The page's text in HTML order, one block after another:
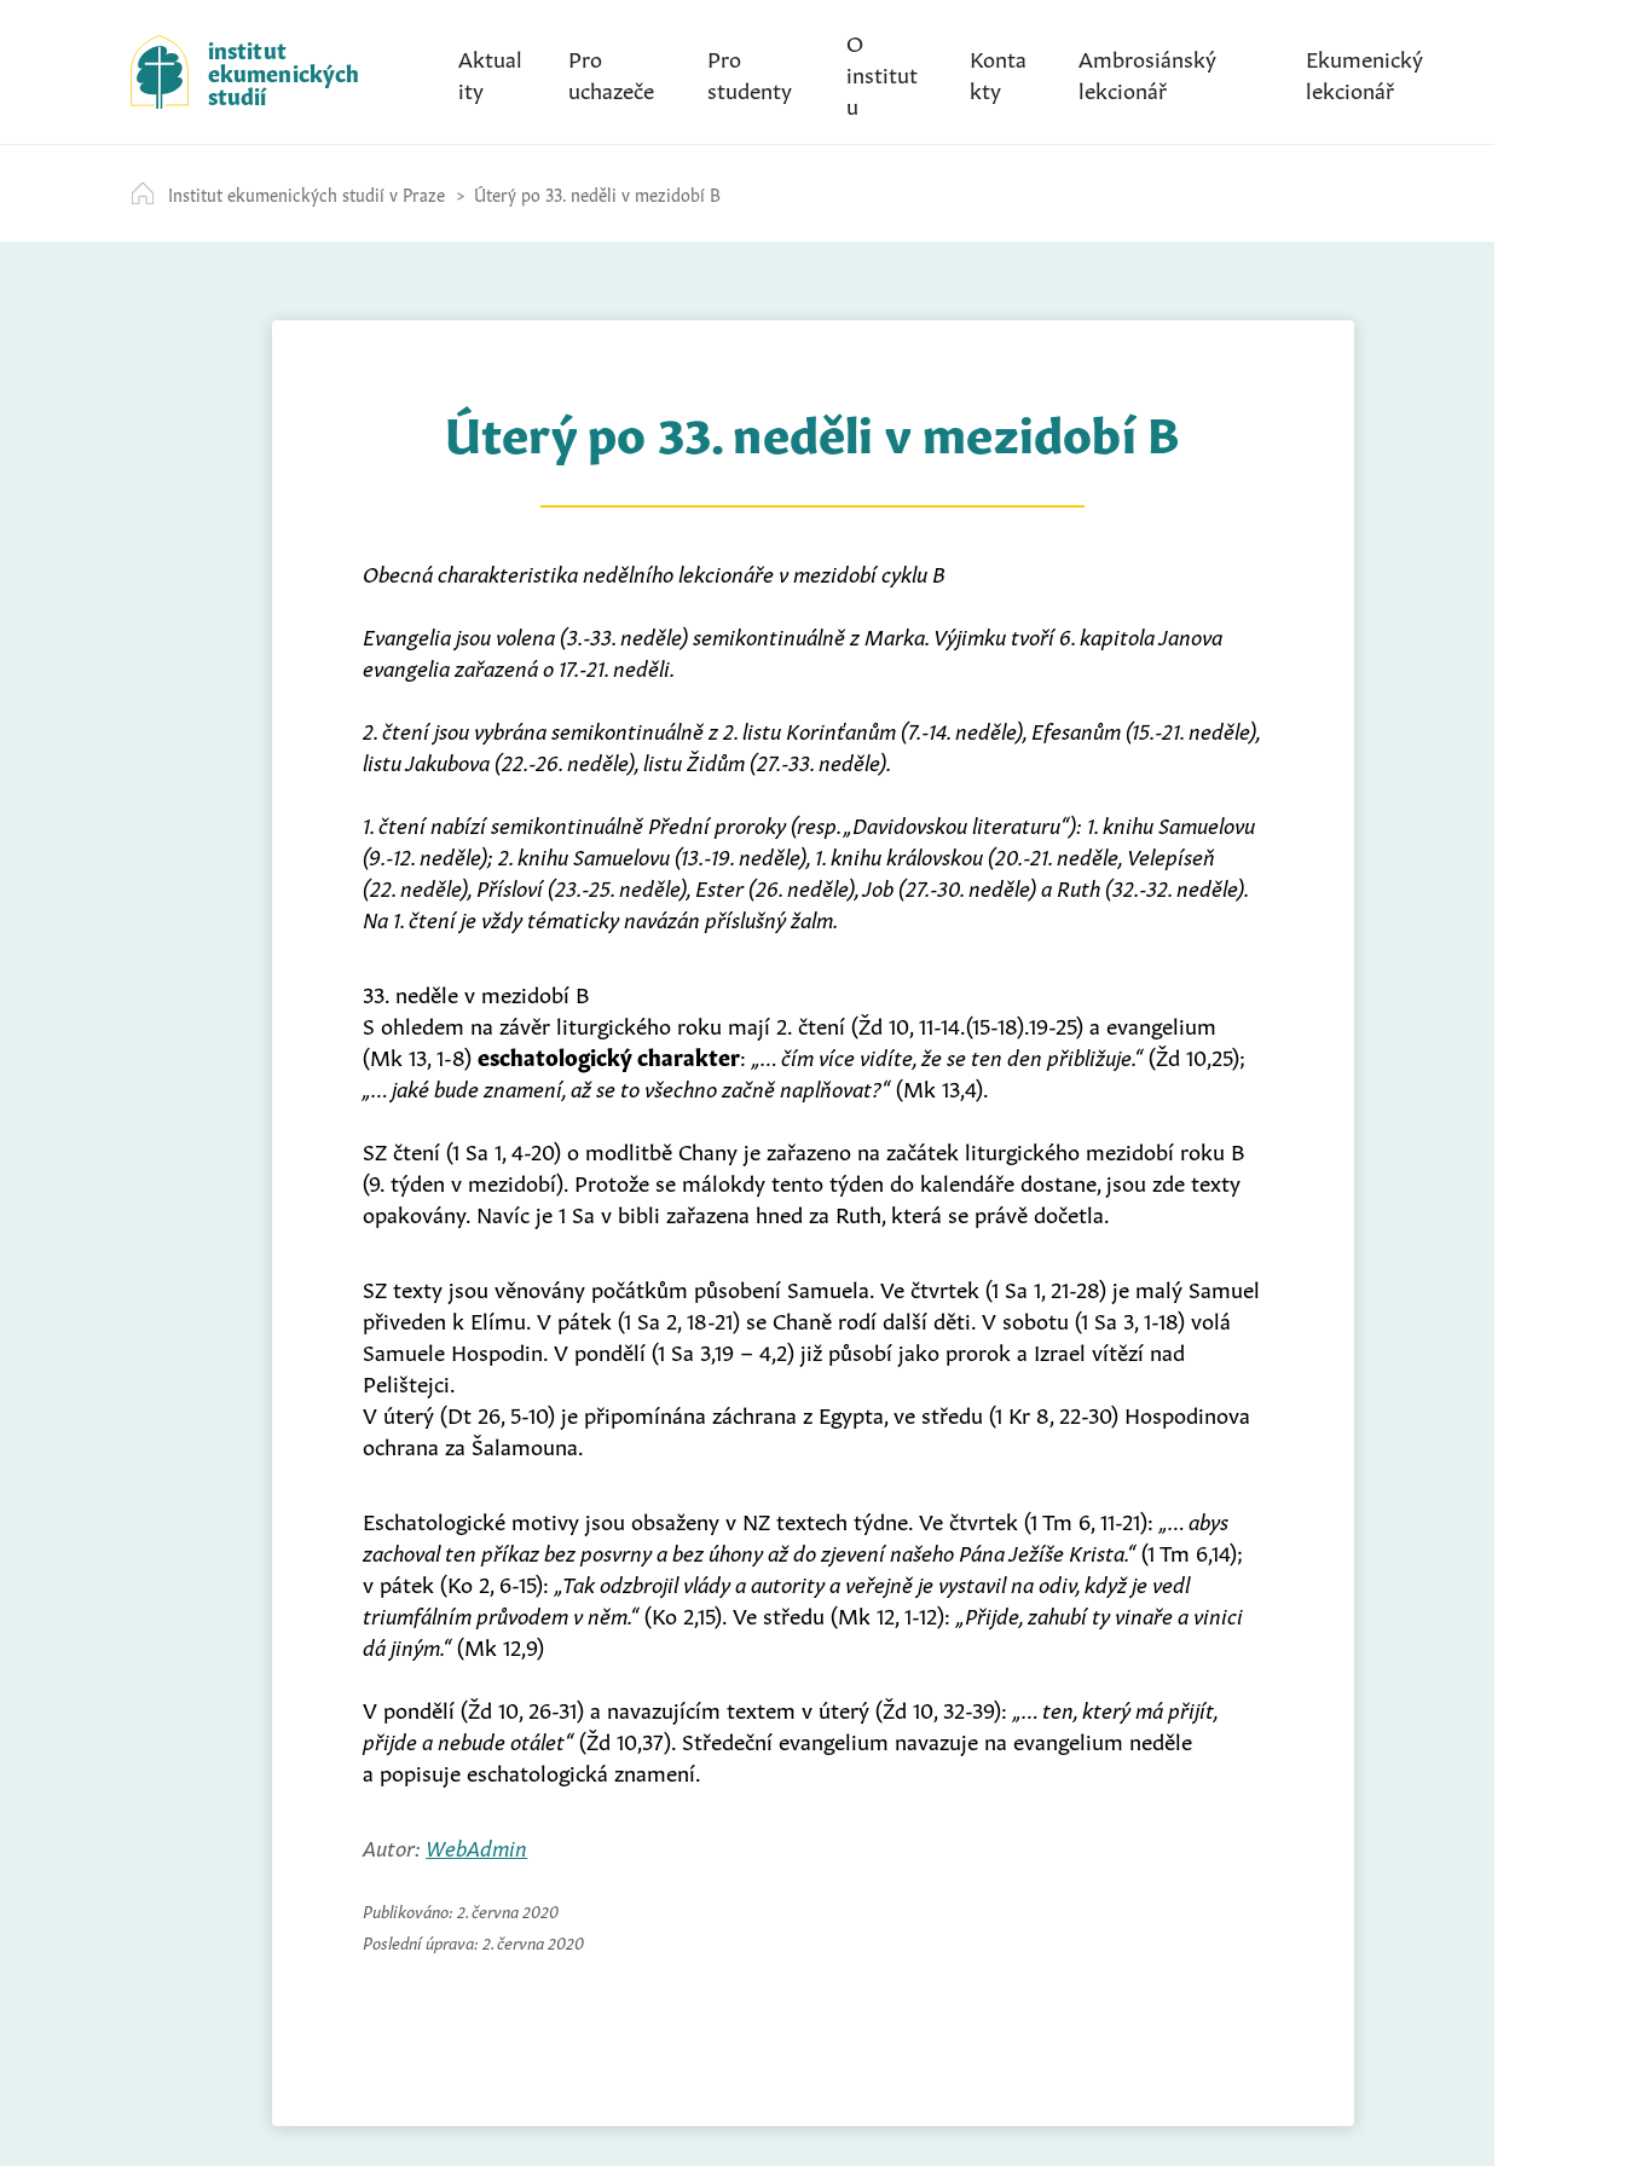
k
i
p
t
c
o
institut
ekumenických
studií
Aktual
ity
Pro
uchazeče
Pro
studenty
O
institut
u
Konta
kty
Ambrosiánský
lekcionář
Ekumenický
lekcionář
Institut ekumenických studií v Praze Úterý po 33. neděli v mezidobí B
Úterý po 33. neděli v mezidobí B
Obecná charakteristika nedělního lekcionáře v mezidobí cyklu B
Evangelia jsou volena (3.-33. neděle) semikontinuálně z Marka. Výjimku tvoří 6. kapitola Janova
evangelia zařazená o 17.-21. neděli.
2. čtení jsou vybrána semikontinuálně z 2. listu Korinťanům (7.-14. neděle), Efesanům (15.-21. neděle),
listu Jakubova (22.-26. neděle), listu Židům (27.-33. neděle).
1. čtení nabízí semikontinuálně Přední proroky (resp. „Davidovskou literaturu“): 1. knihu Samuelovu
(9.-12. neděle); 2. knihu Samuelovu (13.-19. neděle), 1. knihu královskou (20.-21. neděle, Velepíseň
(22. neděle), Přísloví (23.-25. neděle), Ester (26. neděle), Job (27.-30. neděle) a Ruth (32.-32. neděle).
Na 1. čtení je vždy tématicky navázán příslušný žalm.
33. neděle v mezidobí B
S ohledem na závěr liturgického roku mají 2. čtení (Žd 10, 11-14.(15-18).19-25) a evangelium
(Mk 13, 1-8)eschatologický charakter: „… čím více vidíte, že se ten den přibližuje.“(Žd 10,25);
„… jaké bude znamení, až se to všechno začně naplňovat?“(Mk 13,4).
SZ čtení (1 Sa 1, 4-20) o modlitbě Chany je zařazeno na začátek liturgického mezidobí roku B
(9. týden v mezidobí). Protože se málokdy tento týden do kalendáře dostane, jsou zde texty
opakovány. Navíc je 1 Sa v bibli zařazena hned za Ruth, která se právě dočetla.
SZ texty jsou věnovány počátkům působení Samuela. Ve čtvrtek (1 Sa 1, 21-28) je malý Samuel
přiveden k Elímu. V pátek (1 Sa 2, 18-21) se Chaně rodí další děti. V sobotu (1 Sa 3, 1-18) volá
Samuele Hospodin. V pondělí (1 Sa 3,19 – 4,2) již působí jako prorok a Izrael vítězí nad
Pelištejci.
V úterý (Dt 26, 5-10) je připomínána záchrana z Egypta, ve středu (1 Kr 8, 22-30) Hospodinova
ochrana za Šalamouna.
Eschatologické motivy jsou obsaženy v NZ textech týdne. Ve čtvrtek (1 Tm 6, 11-21):
„… abys
zachoval ten příkaz bez posvrny a bez úhony až do zjevení našeho Pána Ježíše Krista.“(1 Tm 6,14);
v pátek (Ko 2, 6-15): „Tak odzbrojil vlády a autority a veřejně je vystavil na odiv, když je vedl
triumfálním průvodem v něm.“(Ko 2,15). Ve středu (Mk 12, 1-12): „Přijde, zahubí ty vinaře a vinici
dá jiným.“(Mk 12,9)
V pondělí (Žd 10, 26-31) a navazujícím textem v úterý (Žd 10, 32-39):
„… ten, který má přijít,
přijde a nebude otálet“(Žd 10,37). Středeční evangelium navazuje na evangelium neděle
a popisuje eschatologická znamení.
Autor: WebAdmin
Publikováno: 2. června 2020
Poslední úprava: 2. června 2020